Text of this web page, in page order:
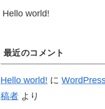
Hello world!
最近のコメント
Hello world! に
稿者 より